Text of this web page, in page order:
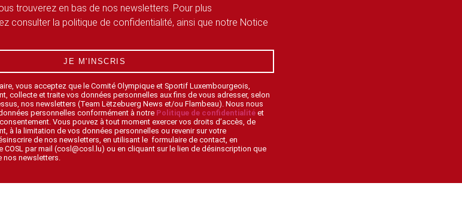
trouverez en bas de nos newsletters. Pour plus
consulter la politique de confidentialité, ainsi que notre Notice
JE M'INSCRIS
vous acceptez que le Comité Olympique et Sportif Luxembourgeois,
collecte et traite vos données personnelles aux fins de vous adresser, selon
nos newsletters (Team Lëtzebuerg News et/ou Flambeau). Nous nous
personnelles conformément à notre Politique de confidentialité et
Vous pouvez à tout moment exercer vos droits d’accès, de
à la limitation de vos données personnelles ou revenir sur votre
de nos newsletters, en utilisant le formulaire de contact, en
COSL par mail (cosl@cosl.lu) ou en cliquant sur le lien de désinscription que
nos newsletters.